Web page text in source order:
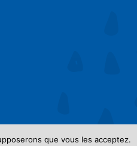
que vous les acceptez.